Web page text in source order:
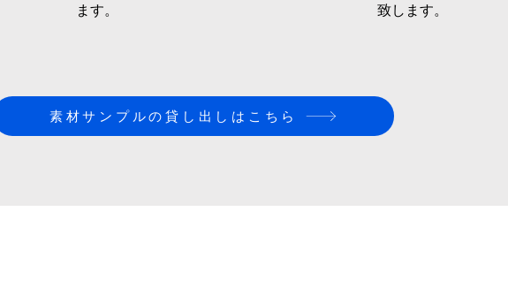
ます。
致します。
素材サンプルの貸し出しはこちら